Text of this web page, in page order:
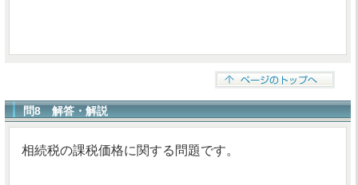
問8 解答・解説
相続税の課税価格に関する問題です。